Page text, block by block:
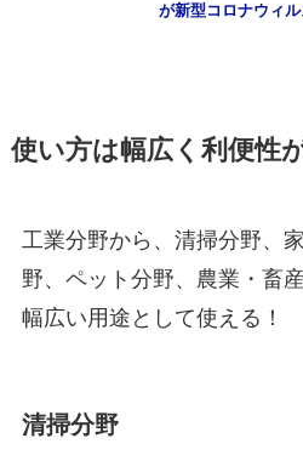
が新型コロナウィ
使い方は幅広く利便性
工業分野から、清掃分野、
野、ペット分野、農業・畜
幅広い用途として使える！
清掃分野